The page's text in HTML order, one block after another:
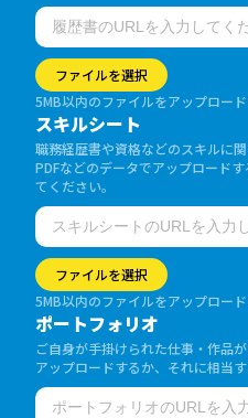
ファイルを選択
5MB以内のファイルをアップロー
スキルシート
職務経歴書や資格などのスキルに
PDFなどのデータでアップロード
てください。
ファイルを選択
5MB以内のファイルをアップロー
ポートフォリオ
ご自身が手掛けられた仕事・作品
アップロードするか、それに相当